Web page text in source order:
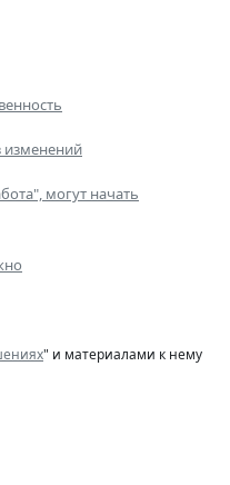
изменений
могут начать
" и материалами к нему